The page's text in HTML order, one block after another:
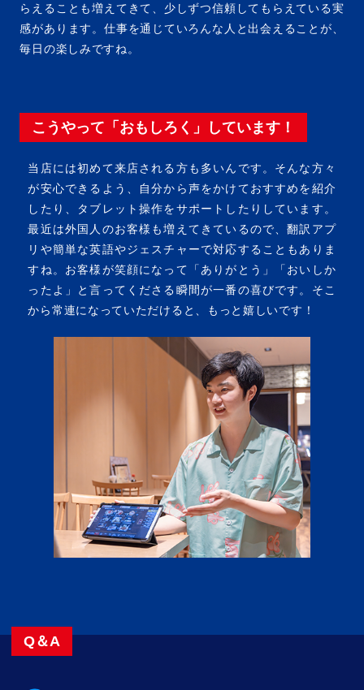
らえることも増えてきて、少しずつ信頼してもらえている実
感があります。仕事を通じていろんな人と出会えることが、
毎日の楽しみですね。
こうやって「おもしろく」しています！
当店には初めて来店される方も多いんです。そんな方々
が安心できるよう、自分から声をかけておすすめを紹介
したり、タブレット操作をサポートしたりしています。
最近は外国人のお客様も増えてきているので、翻訳アプ
リや簡単な英語やジェスチャーで対応することもありま
すね。お客様が笑顔になって「ありがとう」「おいしか
ったよ」と言ってくださる瞬間が一番の喜びです。そこ
から常連になっていただけると、もっと嬉しいです！
Q＆A